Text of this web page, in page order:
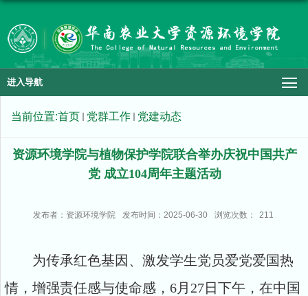
进入导航
当前位置:首页 党群工作 党建动态
资源环境学院与植物保护学院联合举办庆祝中国共产
党 成立104周年主题活动
发布者：资源环境学院 发布时间：2025-06-30 浏览次数： 211
为传承红色基因、激发学生党员爱党爱国热
情，增强责任感与使命感，6月27日下午，在中国